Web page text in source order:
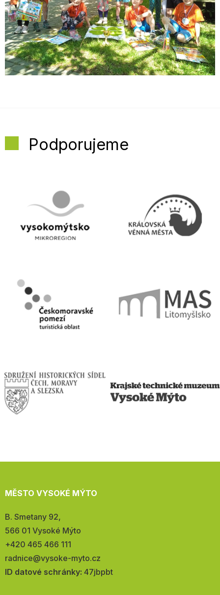
Podporujeme
MĚSTO VYSOKÉ MÝTO
Adresa:
B. Smetany 92,
566 01 Vysoké Mýto
Telefon:
+420 465 466 111
E-
mail:
radnice@vysoke-myto.cz
ID datové schránky: 47jbpbt